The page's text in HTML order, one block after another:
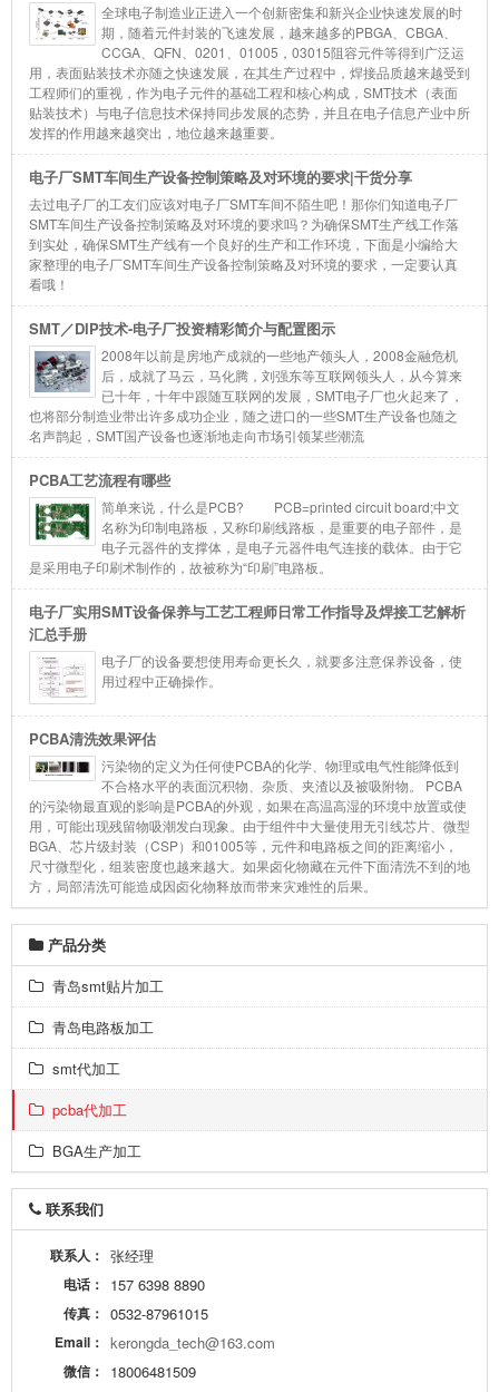
全球电子制造业正进入一个创新密集和新兴企业快速发展的时
期，随着元件封装的飞速发展，越来越多的PBGA、CBGA、
CCGA、QFN、0201、01005，03015阻容元件等得到广泛运
用，表面贴装技术亦随之快速发展，在其生产过程中，焊接品质越来越受到
工程师们的重视，作为电子元件的基础工程和核心构成，SMT技术（表面
贴装技术）与电子信息技术保持同步发展的态势，并且在电子信息产业中所
发挥的作用越来越突出，地位越来越重要。
电子厂SMT车间生产设备控制策略及对环境的要求|干货分享
去过电子厂的工友们应该对电子厂SMT车间不陌生吧！那你们知道电子厂
SMT车间生产设备控制策略及对环境的要求吗？为确保SMT生产线工作落
到实处，确保SMT生产线有一个良好的生产和工作环境，下面是小编给大
家整理的电子厂SMT车间生产设备控制策略及对环境的要求，一定要认真
看哦！
SMT／DIP技术-电子厂投资精彩简介与配置图示
2008年以前是房地产成就的一些地产领头人，2008金融危机
后，成就了马云，马化腾，刘强东等互联网领头人，从今算来
已十年，十年中跟随互联网的发展，SMT电子厂也火起来了，
也将部分制造业带出许多成功企业，随之进口的一些SMT生产设备也随之
名声鹊起，SMT国产设备也逐渐地走向市场引领某些潮流
PCBA工艺流程有哪些
简单来说，什么是PCB? PCB=printed circuit board;中文
名称为印制电路板，又称印刷线路板，是重要的电子部件，是
电子元器件的支撑体，是电子元器件电气连接的载体。由于它
是采用电子印刷术制作的，故被称为“印刷”电路板。
电子厂实用SMT设备保养与工艺工程师日常工作指导及焊接工艺解析
汇总手册
电子厂的设备要想使用寿命更长久，就要多注意保养设备，使
用过程中正确操作。
PCBA清洗效果评估
污染物的定义为任何使PCBA的化学、物理或电气性能降低到
不合格水平的表面沉积物、杂质、夹渣以及被吸附物。 PCBA
的污染物最直观的影响是PCBA的外观，如果在高温高湿的环境中放置或使
用，可能出现残留物吸潮发白现象。由于组件中大量使用无引线芯片、微型
BGA、芯片级封装（CSP）和01005等，元件和电路板之间的距离缩小，
尺寸微型化，组装密度也越来越大。如果卤化物藏在元件下面清洗不到的地
方，局部清洗可能造成因卤化物释放而带来灾难性的后果。
产品分类
青岛smt贴片加工
青岛电路板加工
smt代加工
pcba代加工
BGA生产加工
联系我们
联系人： 张经理
电话： 157 6398 8890
传真： 0532-87961015
Email： kerongda_tech@163.com
微信： 18006481509